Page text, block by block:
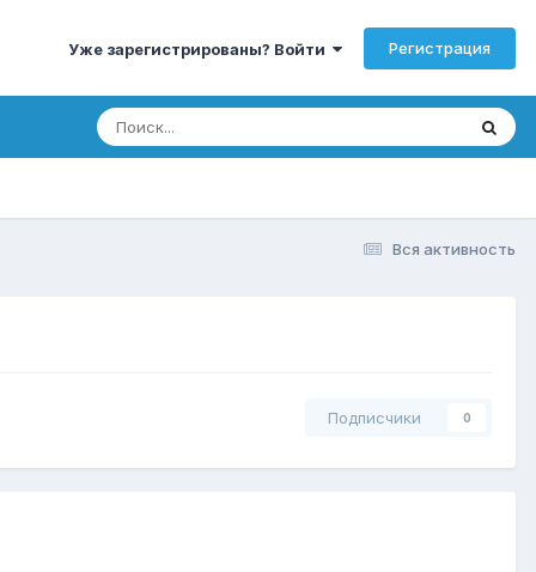
Уже зарегистрированы? Войти Регистрация
Вся активность
Подписчики 0